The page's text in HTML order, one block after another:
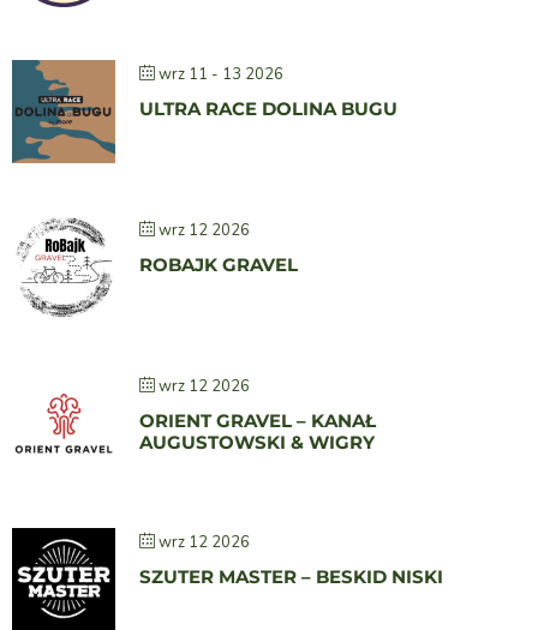
wrz 11 - 13 2026
ULTRA RACE DOLINA BUGU
wrz 12 2026
ROBAJK GRAVEL
wrz 12 2026
ORIENT GRAVEL – KANAŁ
AUGUSTOWSKI & WIGRY
wrz 12 2026
SZUTER MASTER – BESKID NISKI